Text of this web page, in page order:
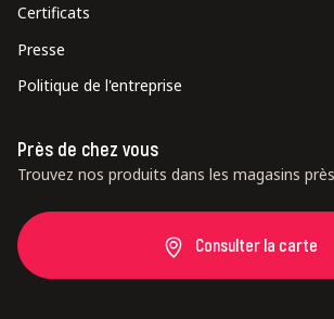
Certificats
Presse
Politique de l'entreprise
Près de chez vous
Trouvez nos produits dans les magasins
Consulter la carte